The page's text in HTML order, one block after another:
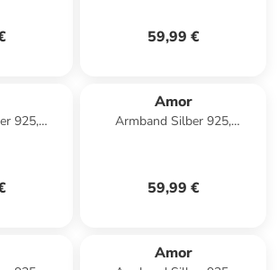
59,99 €
925,
Amor
Armband Silber 925,
59,99 €
Amor